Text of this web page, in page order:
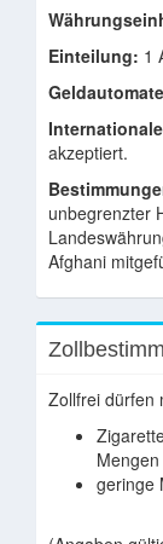
Einteilung: 1
akzeptiert.
unbegrenzter
Afghani
Zollfrei dürfen
Mengen
geringe